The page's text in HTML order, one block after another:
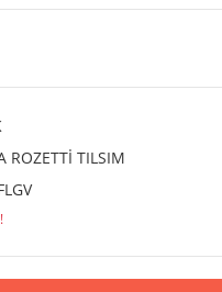
ROZETTİ TILSIM